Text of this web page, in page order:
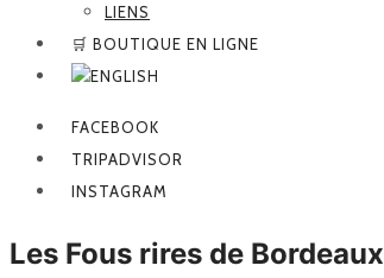
LIENS
🛒 BOUTIQUE EN LIGNE
FACEBOOK
TRIPADVISOR
INSTAGRAM
Les Fous rires de Bordeaux